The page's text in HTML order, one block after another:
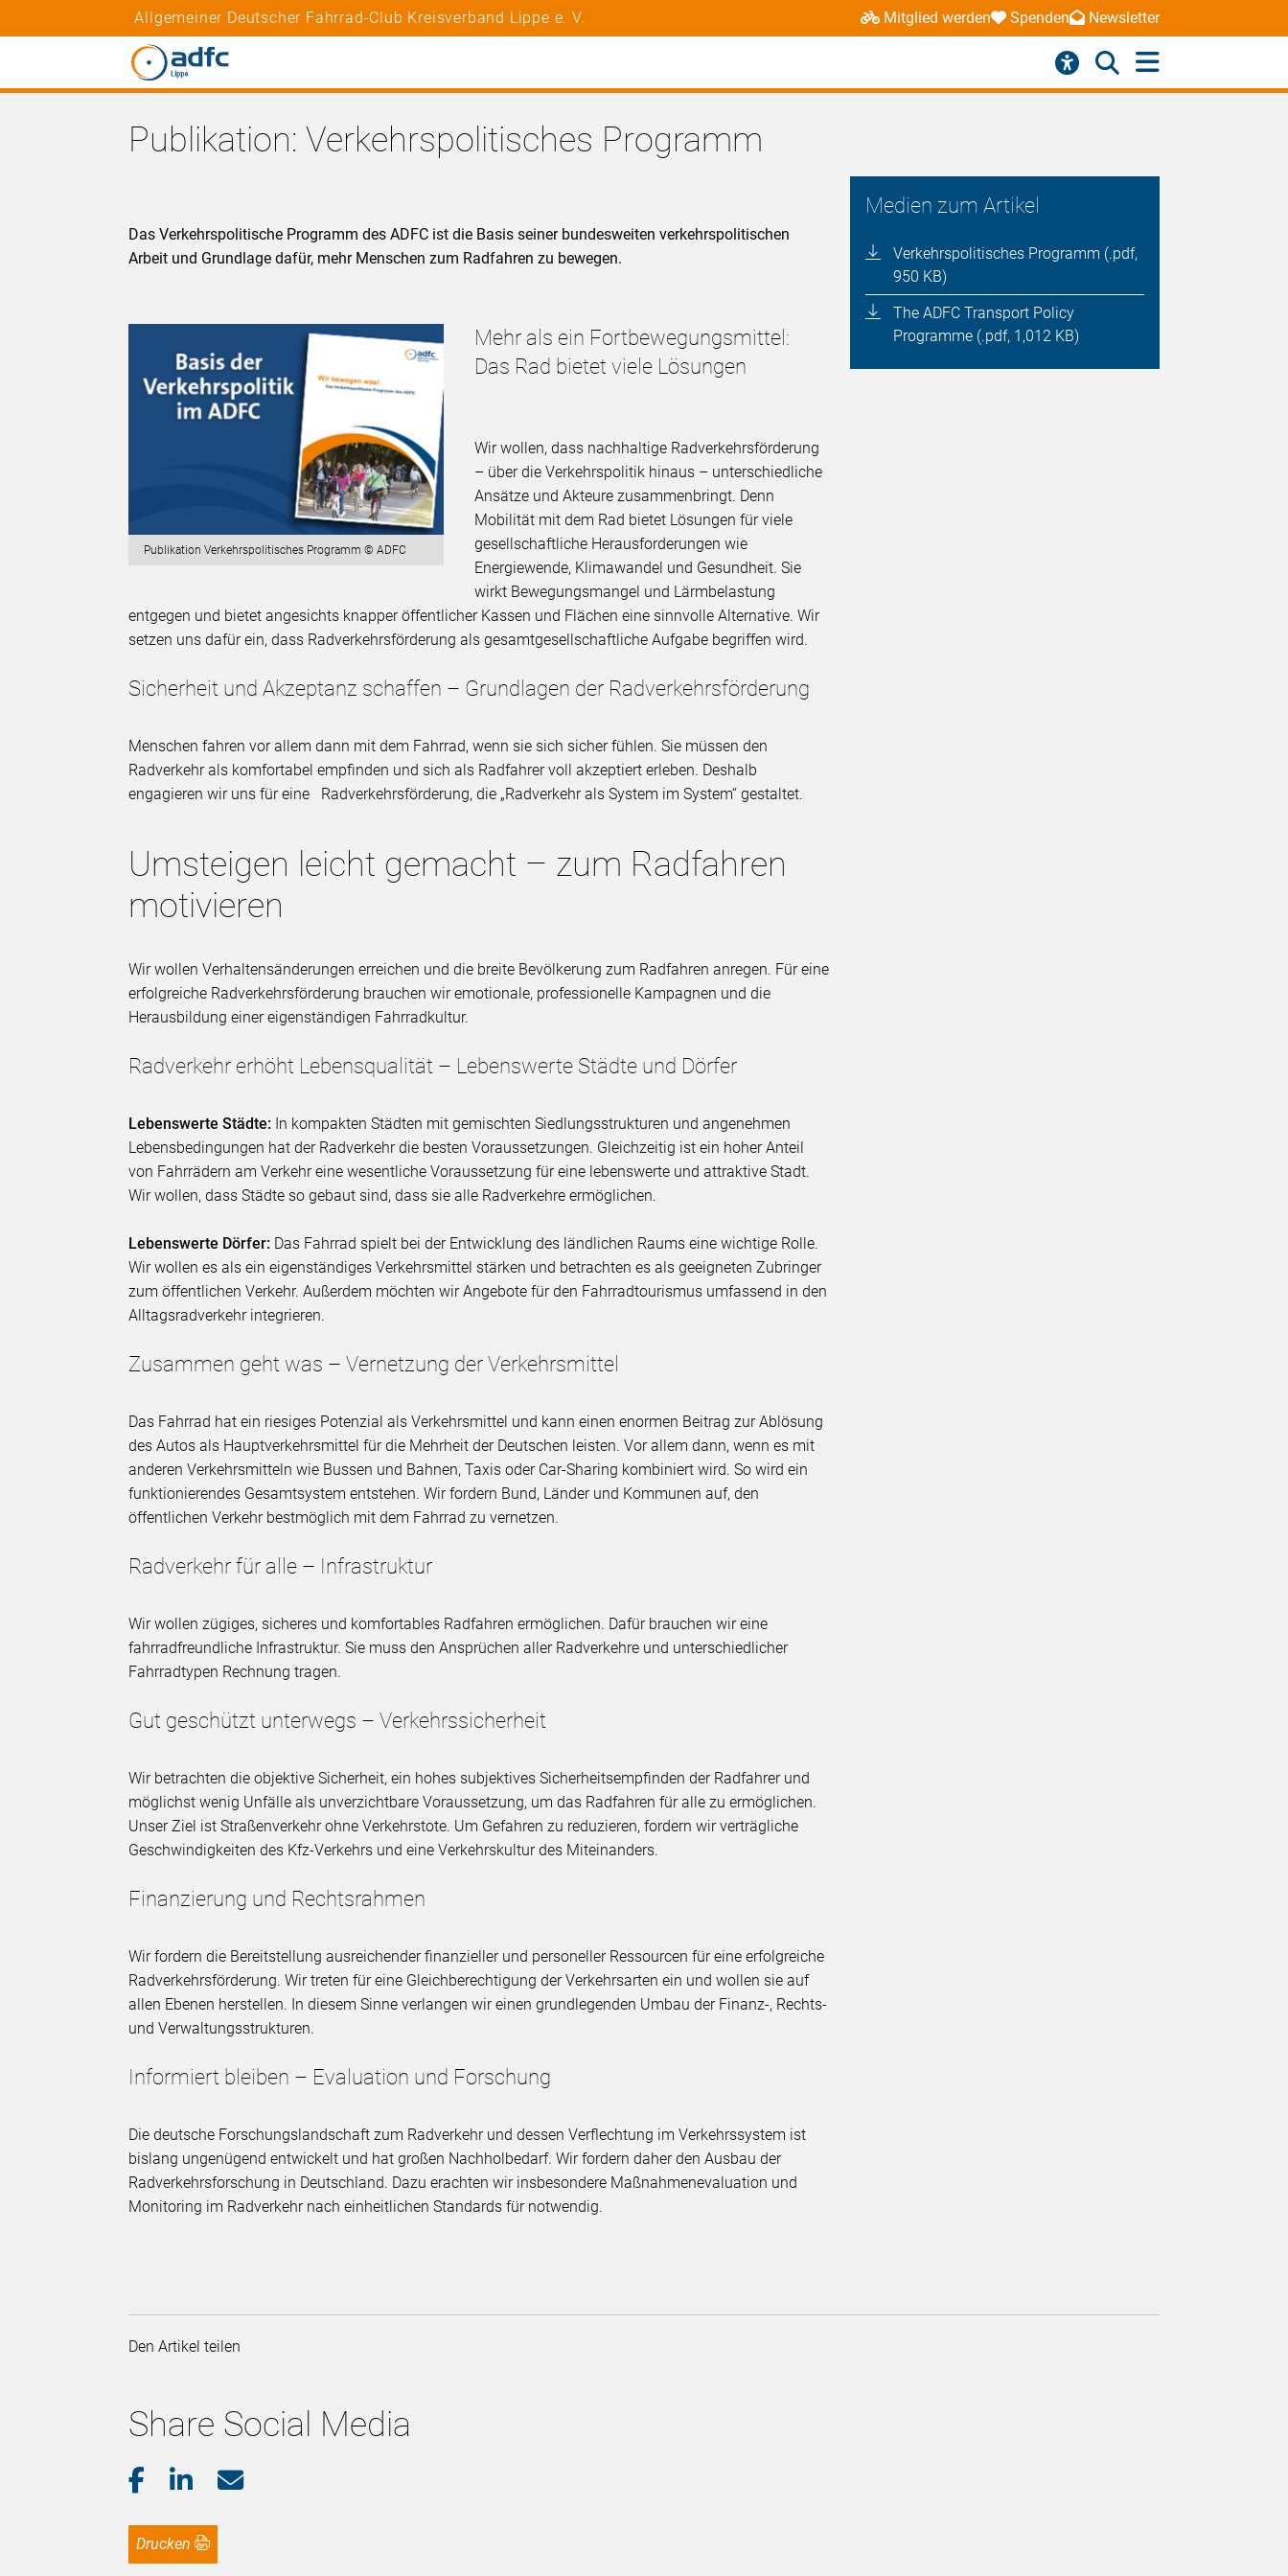
Allgemeiner Deutscher Fahrrad-Club Kreisverband Lippe e. V. Mitglied werden Spenden Newsletter
Publikation: Verkehrspolitisches Programm
Medien zum Artikel
Verkehrspolitisches Programm (.pdf,
950 KB)
The ADFC Transport Policy
Programme (.pdf, 1,012 KB)
Das Verkehrspolitische Programm des ADFC ist die Basis seiner bundesweiten verkehrspolitischen
Arbeit und Grundlage dafür, mehr Menschen zum Radfahren zu bewegen.
Publikation Verkehrspolitisches Programm © ADFC
Mehr als ein Fortbewegungsmittel:
Das Rad bietet viele Lösungen
Wir wollen, dass nachhaltige Radverkehrsförderung
– über die Verkehrspolitik hinaus – unterschiedliche
Ansätze und Akteure zusammenbringt. Denn
Mobilität mit dem Rad bietet Lösungen für viele
gesellschaftliche Herausforderungen wie
Energiewende, Klimawandel und Gesundheit. Sie
wirkt Bewegungsmangel und Lärmbelastung
entgegen und bietet angesichts knapper öffentlicher Kassen und Flächen eine sinnvolle Alternative. Wir
setzen uns dafür ein, dass Radverkehrsförderung als gesamtgesellschaftliche Aufgabe begriffen wird.
Sicherheit und Akzeptanz schaffen – Grundlagen der Radverkehrsförderung
Menschen fahren vor allem dann mit dem Fahrrad, wenn sie sich sicher fühlen. Sie müssen den
Radverkehr als komfortabel empfinden und sich als Radfahrer voll akzeptiert erleben. Deshalb
engagieren wir uns für eine Radverkehrsförderung, die „Radverkehr als System im System“ gestaltet.
Umsteigen leicht gemacht – zum Radfahren
motivieren
Wir wollen Verhaltensänderungen erreichen und die breite Bevölkerung zum Radfahren anregen. Für eine
erfolgreiche Radverkehrsförderung brauchen wir emotionale, professionelle Kampagnen und die
Herausbildung einer eigenständigen Fahrradkultur.
Radverkehr erhöht Lebensqualität – Lebenswerte Städte und Dörfer
Lebenswerte Städte: In kompakten Städten mit gemischten Siedlungsstrukturen und angenehmen
Lebensbedingungen hat der Radverkehr die besten Voraussetzungen. Gleichzeitig ist ein hoher Anteil
von Fahrrädern am Verkehr eine wesentliche Voraussetzung für eine lebenswerte und attraktive Stadt.
Wir wollen, dass Städte so gebaut sind, dass sie alle Radverkehre ermöglichen.
Lebenswerte Dörfer: Das Fahrrad spielt bei der Entwicklung des ländlichen Raums eine wichtige Rolle.
Wir wollen es als ein eigenständiges Verkehrsmittel stärken und betrachten es als geeigneten Zubringer
zum öffentlichen Verkehr. Außerdem möchten wir Angebote für den Fahrradtourismus umfassend in den
Alltagsradverkehr integrieren.
Zusammen geht was – Vernetzung der Verkehrsmittel
Das Fahrrad hat ein riesiges Potenzial als Verkehrsmittel und kann einen enormen Beitrag zur Ablösung
des Autos als Hauptverkehrsmittel für die Mehrheit der Deutschen leisten. Vor allem dann, wenn es mit
anderen Verkehrsmitteln wie Bussen und Bahnen, Taxis oder Car-Sharing kombiniert wird. So wird ein
funktionierendes Gesamtsystem entstehen. Wir fordern Bund, Länder und Kommunen auf, den
öffentlichen Verkehr bestmöglich mit dem Fahrrad zu vernetzen.
Radverkehr für alle – Infrastruktur
Wir wollen zügiges, sicheres und komfortables Radfahren ermöglichen. Dafür brauchen wir eine
fahrradfreundliche Infrastruktur. Sie muss den Ansprüchen aller Radverkehre und unterschiedlicher
Fahrradtypen Rechnung tragen.
Gut geschützt unterwegs – Verkehrssicherheit
Wir betrachten die objektive Sicherheit, ein hohes subjektives Sicherheitsempfinden der Radfahrer und
möglichst wenig Unfälle als unverzichtbare Voraussetzung, um das Radfahren für alle zu ermöglichen.
Unser Ziel ist Straßenverkehr ohne Verkehrstote. Um Gefahren zu reduzieren, fordern wir verträgliche
Geschwindigkeiten des Kfz-Verkehrs und eine Verkehrskultur des Miteinanders.
Finanzierung und Rechtsrahmen
Wir fordern die Bereitstellung ausreichender finanzieller und personeller Ressourcen für eine erfolgreiche
Radverkehrsförderung. Wir treten für eine Gleichberechtigung der Verkehrsarten ein und wollen sie auf
allen Ebenen herstellen. In diesem Sinne verlangen wir einen grundlegenden Umbau der Finanz-, Rechts-
und Verwaltungsstrukturen.
Informiert bleiben – Evaluation und Forschung
Die deutsche Forschungslandschaft zum Radverkehr und dessen Verflechtung im Verkehrssystem ist
bislang ungenügend entwickelt und hat großen Nachholbedarf. Wir fordern daher den Ausbau der
Radverkehrsforschung in Deutschland. Dazu erachten wir insbesondere Maßnahmenevaluation und
Monitoring im Radverkehr nach einheitlichen Standards für notwendig.
Den Artikel teilen
Share Social Media
Drucken